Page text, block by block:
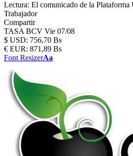
Lectura: El comunicado de la
Trabajador
Compartir
TASA BCV Vie 07/08
$ USD: 756,70 Bs
€ EUR: 871,89 Bs
Font ResizerAa